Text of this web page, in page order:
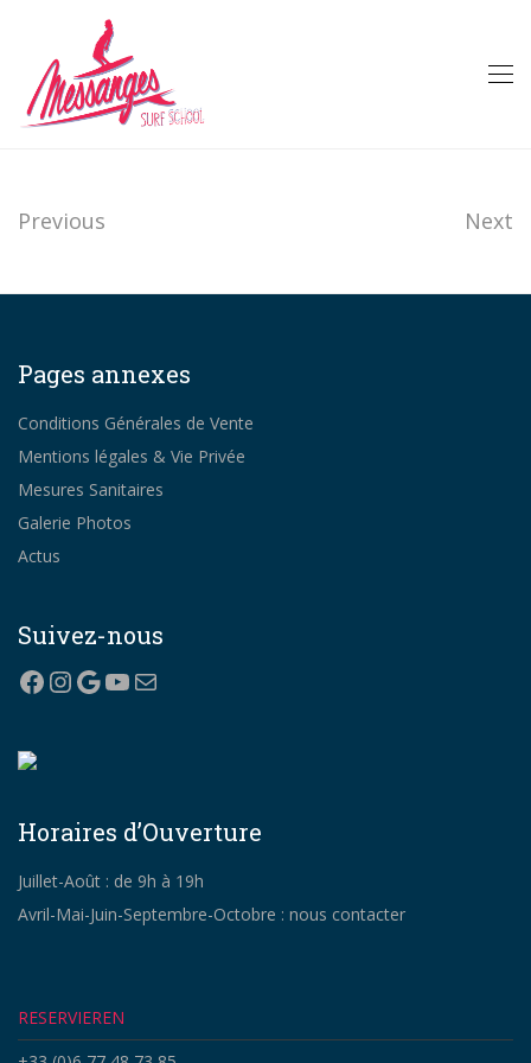
Previous Next
Pages annexes
Conditions Générales de Vente
Mentions légales & Vie Privée
Mesures Sanitaires
Galerie Photos
Actus
Suivez-nous
Facebook
Instagram
Google
YouTube
E-Mail
Horaires d’Ouverture
Juillet-Août : de 9h à 19h
Avril-Mai-Juin-Septembre-Octobre : nous contacter
RESERVIEREN